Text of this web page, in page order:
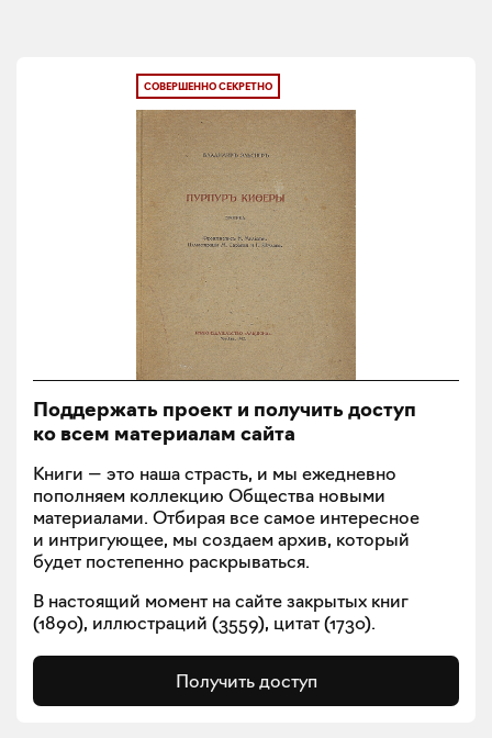
СОВЕРШЕННО СЕКРЕТНО
Поддержать проект и получить доступ
ко всем материалам сайта
Книги — это наша страсть, и мы ежедневно
пополняем коллекцию Общества новыми
материалами. Отбирая все самое интересное
и интригующее, мы создаем архив, который
будет постепенно раскрываться.
В настоящий момент на сайте закрытых книг
(1890), иллюстраций (3559), цитат (1730).
Получить доступ